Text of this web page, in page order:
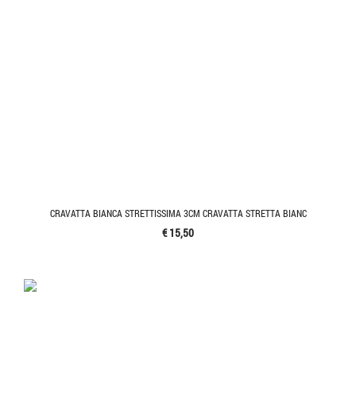
CRAVATTA BIANCA STRETTISSIMA 3CM CRAVATTA STRETTA BIANC
€ 15,50